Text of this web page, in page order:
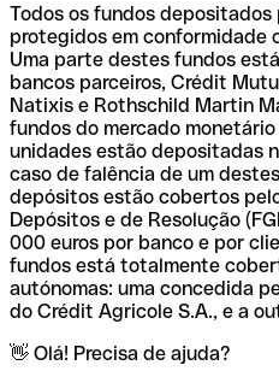
Todos os fundos
protegidos em conformidade
Uma parte destes fundos
bancos parceiros, Crédit
Natixis e Rothschild Martin
fundos do mercado
unidades estão depositadas
caso de falência de um
depósitos estão cobertos
Depósitos e de Resolução
000 euros por banco e por
fundos está totalmente
autónomas: uma concedida
do Crédit Agricole S.A., e a
👋 Olá! Precisa de ajuda?